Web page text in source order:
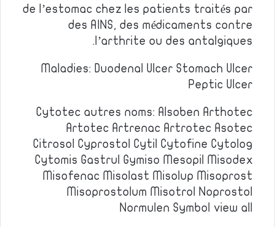
de l’estomac chez les patients traités par
des AINS, des médicaments contre
l’arthrite ou des antalgiques.
Maladies: Duodenal Ulcer Stomach Ulcer
Peptic Ulcer
Cytotec autres noms: Alsoben Arthotec
Artotec Artrenac Artrotec Asotec
Citrosol Cyprostol Cytil Cytofine Cytolog
Cytomis Gastrul Gymiso Mesopil Misodex
Misofenac Misolast Misolup Misoprost
Misoprostolum Misotrol Noprostol
Normulen Symbol view all